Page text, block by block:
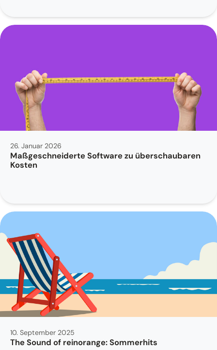
26. Januar 2026
Maßgeschneiderte Software zu überschaubaren
Kosten
10. September 2025
The Sound of reinorange: Sommerhits